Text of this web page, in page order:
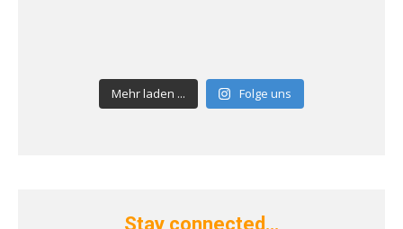
Mehr laden ... Folge uns
Stay connected…